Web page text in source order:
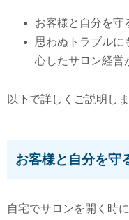
お客様と自分を守
思わぬトラブルに
心したサロン経営
以下で詳しくご説明しま
お客様と自分を守
自宅でサロンを開く時